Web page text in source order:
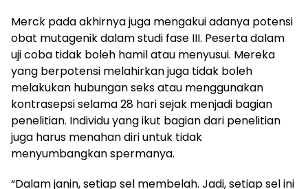
Merck pada akhirnya juga mengakui adanya potensi
obat mutagenik dalam studi fase III. Peserta dalam
uji coba tidak boleh hamil atau menyusui. Mereka
yang berpotensi melahirkan juga tidak boleh
melakukan hubungan seks atau menggunakan
kontrasepsi selama 28 hari sejak menjadi bagian
penelitian. Individu yang ikut bagian dari penelitian
juga harus menahan diri untuk tidak
menyumbangkan spermanya.
“Dalam janin, setiap sel membelah. Jadi, setiap sel ini